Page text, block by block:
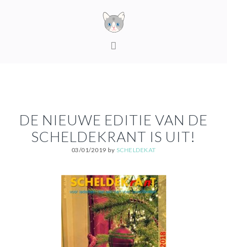
DE NIEUWE EDITIE VAN DE
SCHELDEKRANT IS UIT!
03/01/2019 by SCHELDEKAT